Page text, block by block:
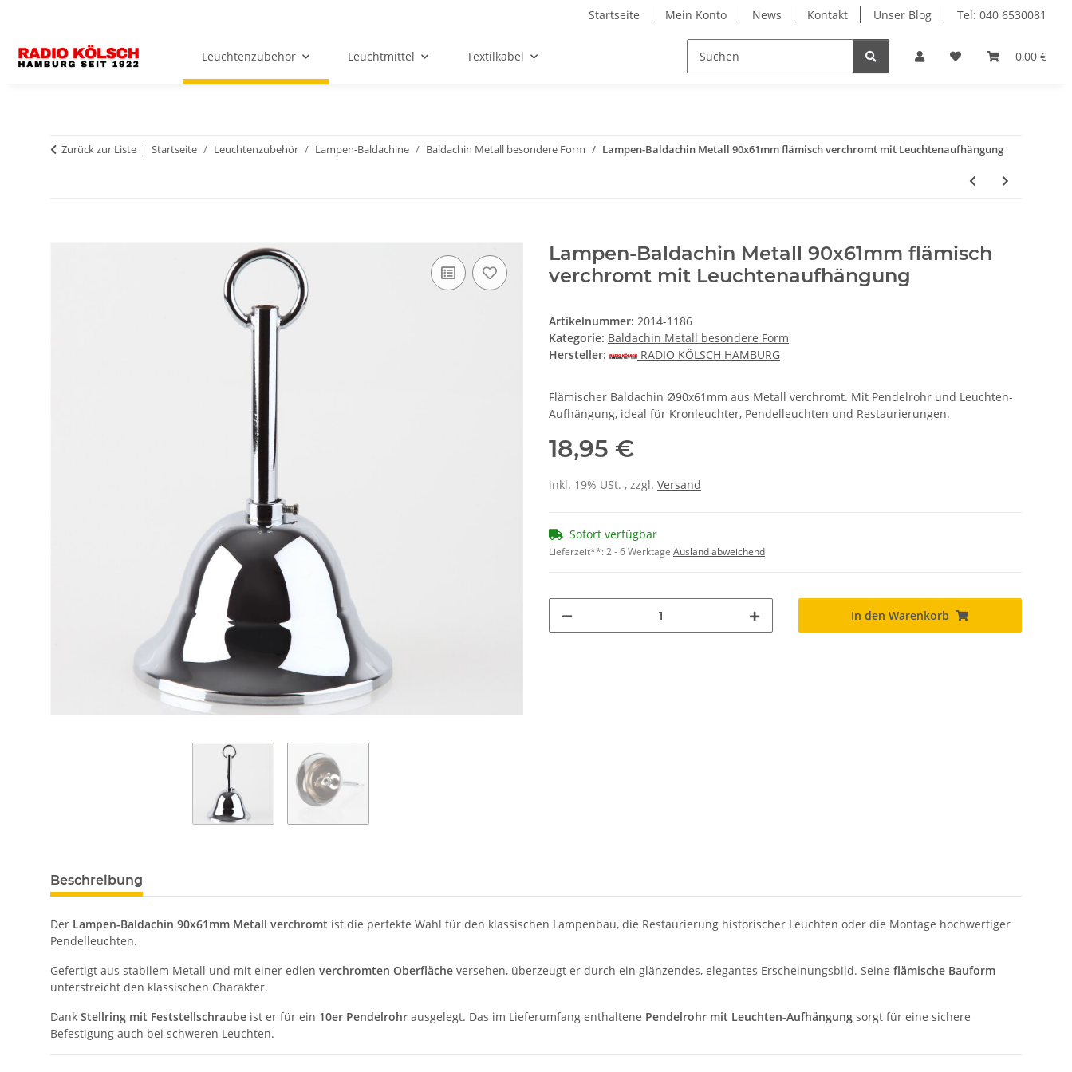
Startseite Mein Konto News Kontakt Unser Blog Tel: 040 6530081
0,00 €
Leuchtenzubehör Leuchtmittel Textilkabel
Zurück zur Liste Startseite Leuchtenzubehör Lampen-Baldachine Baldachin Metall besondere Form Lampen-Baldachin Metall 90x61mm flämisch verchromt mit Leuchtenaufhängung
Lampen-Baldachin Metall 90x61mm flämisch
verchromt mit Leuchtenaufhängung
Artikelnummer: 2014-1186
Kategorie: Baldachin Metall besondere Form
Hersteller:
RADIO KÖLSCH HAMBURG
Flämischer Baldachin Ø90x61mm aus Metall verchromt. Mit Pendelrohr und Leuchten-
Aufhängung, ideal für Kronleuchter, Pendelleuchten und Restaurierungen.
18,95 €
inkl. 19% USt. , zzgl. Versand
Sofort verfügbar
Lieferzeit**:2 - 6 Werktage Ausland abweichend
In den Warenkorb
Beschreibung
Der Lampen-Baldachin 90x61mm Metall verchromt ist die perfekte Wahl für den klassischen Lampenbau, die Restaurierung historischer Leuchten oder die Montage hochwertiger
Pendelleuchten.
Gefertigt aus stabilem Metall und mit einer edlen verchromten Oberfläche versehen, überzeugt er durch ein glänzendes, elegantes Erscheinungsbild. Seine flämische Bauform
unterstreicht den klassischen Charakter.
Dank Stellring mit Feststellschraube ist er für ein 10er Pendelrohr ausgelegt. Das im Lieferumfang enthaltene Pendelrohr mit Leuchten-Aufhängung sorgt für eine sichere
Befestigung auch bei schweren Leuchten.